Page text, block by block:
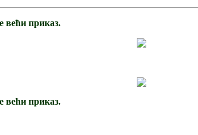
већи приказ.
већи приказ.